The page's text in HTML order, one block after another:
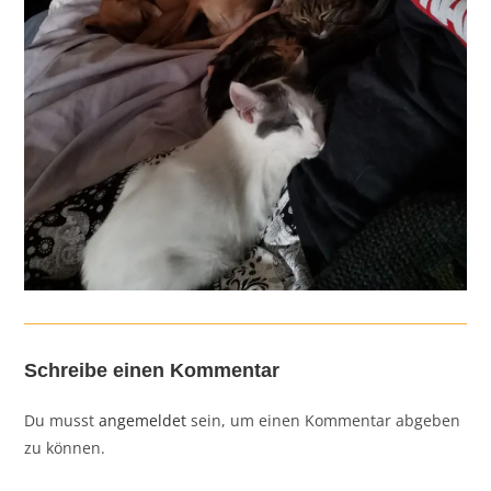
Schreibe einen Kommentar
Du musstangemeldet sein, um einen Kommentar abgeben
zu können.